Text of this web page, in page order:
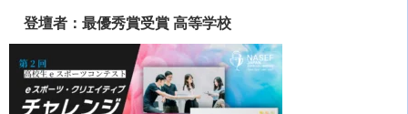
登壇者：最優秀賞受賞 高等学校